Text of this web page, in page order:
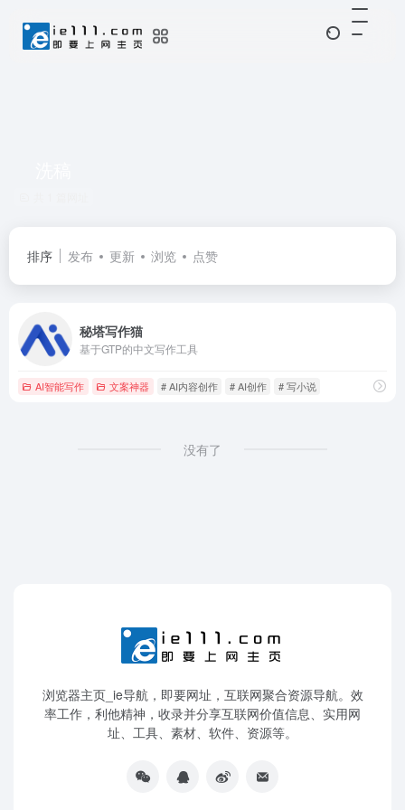
排序 发布 更新 浏览 点赞
秘塔写作猫
基于GTP的中文写作工具
AI智能写作 文案神器 # AI内容创作 # AI创作 # 写小说
没有了
浏览器主页_ie导航，即要网址，互联网聚合资源导航。效
率工作，利他精神，收录并分享互联网价值信息、实用网
址、工具、素材、软件、资源等。